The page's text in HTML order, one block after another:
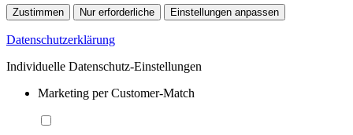
Zustimmen Nur erforderliche Einstellungen anpassen
Datenschutzerklärung
Individuelle Datenschutz-Einstellungen
Marketing per Customer-Match